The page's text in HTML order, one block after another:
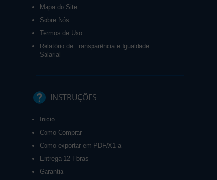
Mapa do Site
Sobre Nós
Termos de Uso
Relatório de Transparência e Igualdade
Salarial
INSTRUÇÕES
Inicio
Como Comprar
Como exportar em PDF/X1-a
Entrega 12 Horas
Garantia